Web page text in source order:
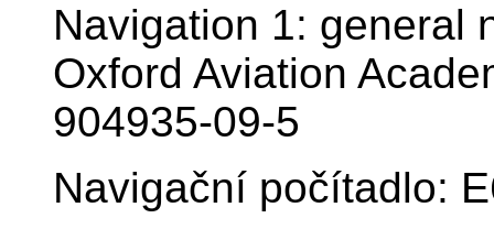
Navigation 1: general
Oxford Aviation
904935-09-5
Navigační počítadlo: